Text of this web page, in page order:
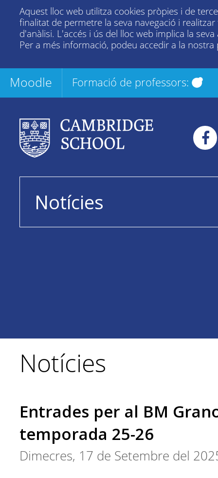
Aquest lloc web utilitza cookies pròpies i de
finalitat de permetre la seva navegació i realitzar
d'anàlisi. L'accés i ús del lloc web implica la seva
Per a més informació, podeu accedir a la nostra
Moodle Formació de professors:
Notícies
Notícies
Entrades per al BM
temporada 25-26
Dimecres, 17 de Setembre del